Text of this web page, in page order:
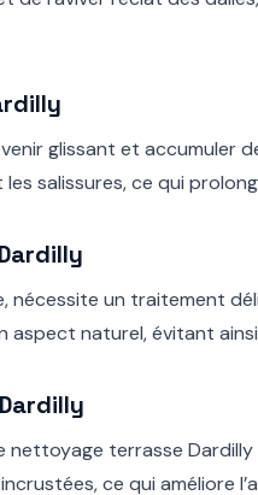
glissant et accumuler
salissures, ce qui
nécessite un traitement
naturel, évitant
terrasse
ce qui améliore